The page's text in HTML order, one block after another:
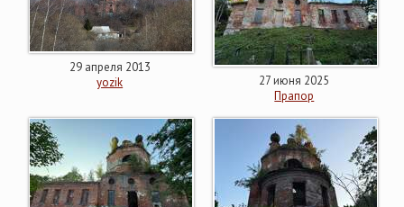
29 апреля 2013
yozik
27 июня 2025
Прапор